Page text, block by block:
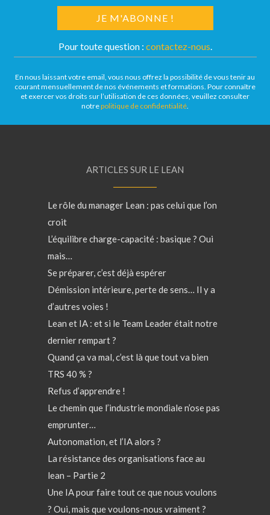
Pour toute question : contactez-nous.
En nous laissant votre email, vous nous offrez la possibilité de vous tenir au
courant mensuellement de nos événements et formations. Pour connaître
et exercer vos droits sur l’utilisation de ces données, veuillez consulter
notrepolitique de confidentialité.
ARTICLES SUR LE LEAN
Le rôle du manager Lean : pas celui que l’on
croit
L’équilibre charge-capacité : basique ? Oui
mais…
Se préparer, c’est déjà espérer
Démission intérieure, perte de sens… Il y a
d’autres voies !
Lean et IA : et si le Team Leader était notre
dernier rempart ?
Quand ça va mal, c’est là que tout va bien
TRS 40 % ?
Refus d’apprendre !
Le chemin que l’industrie mondiale n’ose pas
emprunter…
Autonomation, et l’IA alors ?
La résistance des organisations face au
lean – Partie 2
Une IA pour faire tout ce que nous voulons
? Oui, mais que voulons-nous vraiment ?